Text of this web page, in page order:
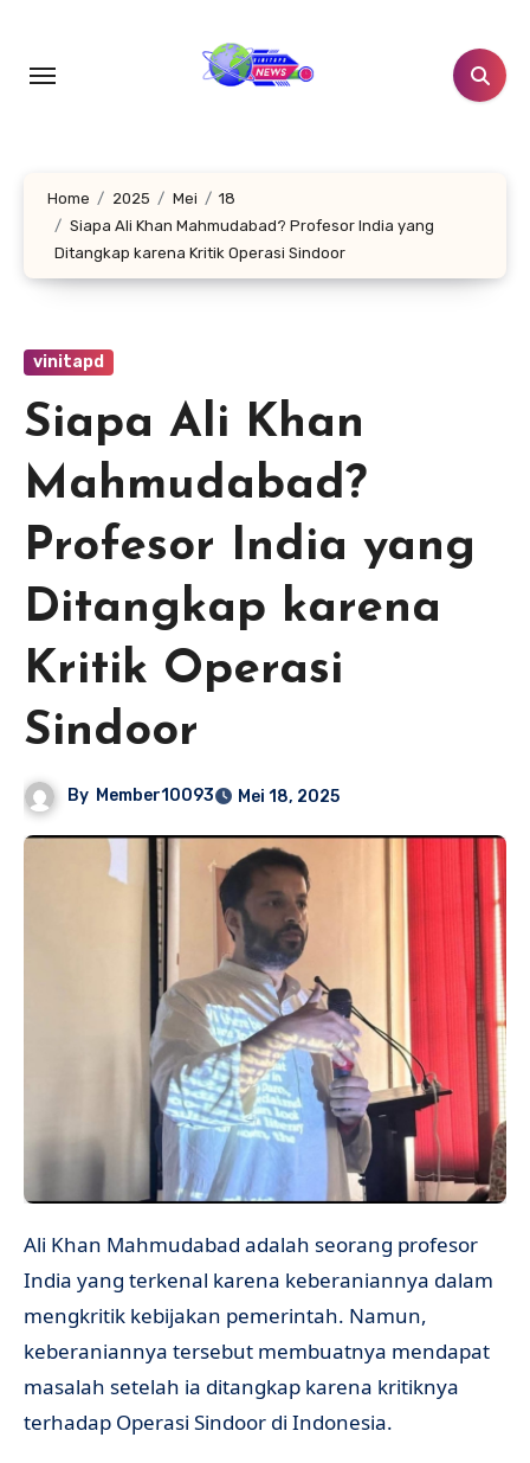
konten
Home 2025 Mei
18
Siapa Ali Khan Mahmudabad? Profesor India yang
Ditangkap karena Kritik Operasi Sindoor
vinitapd
Siapa Ali Khan
Mahmudabad?
Profesor India yang
Ditangkap karena
Kritik Operasi
Sindoor
By Member10093 Mei 18, 2025
Ali Khan Mahmudabad adalah seorang profesor
India yang terkenal karena keberaniannya dalam
mengkritik kebijakan pemerintah. Namun,
keberaniannya tersebut membuatnya mendapat
masalah setelah ia ditangkap karena kritiknya
terhadap Operasi Sindoor di Indonesia.